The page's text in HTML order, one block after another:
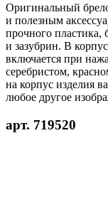
Оригинальный
и полезным
прочного пластика,
и зазубрин. В
включается при
серебристом,
на корпус изделия
любое другое
арт. 719520